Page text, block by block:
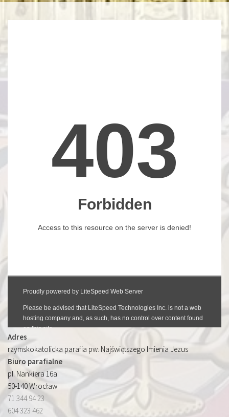
Adres
rzymskokatolicka parafia pw. Najświętszego Imienia Jezus
Biuro parafialne
pl. Nankiera 16a
50-140 Wrocław
71 344 94 23
604 323 462